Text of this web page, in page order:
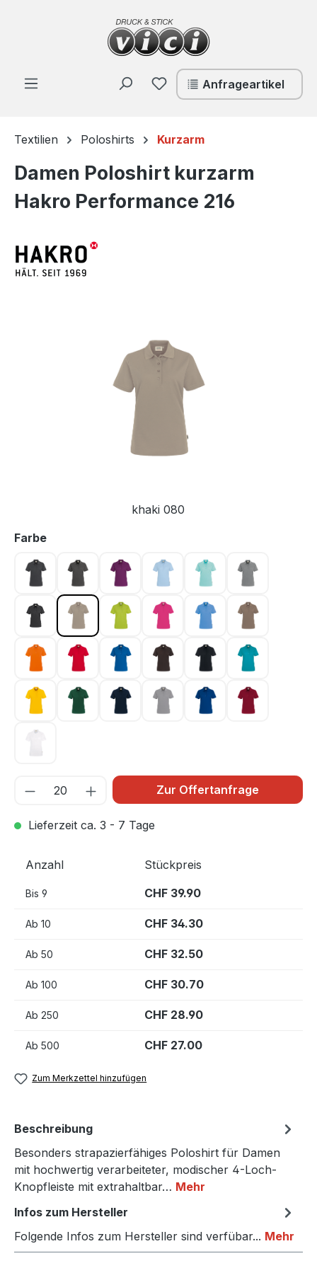
Zum Hauptinhalt springen
Du hast 0 Produkte auf
Anfrageartikel
Textilien Poloshirts Kurzarm
Damen Poloshirt kurzarm
Hakro Performance 216
khaki 080
Farbeauswählen
anthrazit 028anthrazit meliert 328
aubergine 118eisblau 020eisgrün 059grau meliert
karbongrau 064
khaki 080kiwi 040 magenta 122malibublau 041
nougat 128
orange 027rot 002 royalblau 010schokolade 022
schwarz 005smaragd 012
sonne 035tanne 072tinte 034 titan 043 ultramarinblau 129
weinrot 017
weiß 001
Zur Offertanfrage
Lieferzeit ca. 3 - 7 Tage
Anzahl Stückpreis
Bis 9 CHF 39.90
Ab 10 CHF 34.30
Ab 50 CHF 32.50
Ab 100 CHF 30.70
Ab 250 CHF 28.90
Ab 500 CHF 27.00
Zum Merkzettel hinzufügen
Beschreibung
Besonders strapazierfähiges Poloshirt für Damen
mit hochwertig verarbeiteter, modischer 4-Loch-
Knopfleiste mit extrahaltbar… Mehr
Infos zum Hersteller
Folgende Infos zum Hersteller sind verfübar... Mehr